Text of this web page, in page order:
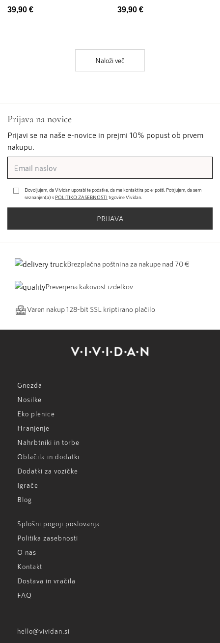
39,90 € 39,90 €
Naloži več
Prijava na novice
Prijavi se na naše e-novice in prejmi 10% popust ob prvem
nakupu.
PRIJAVA
Dovoljujem, da Vividan uporabi te podatke, da me kontaktira po e-pošti. Potrjujem, da sem
seznanjen(a) s POLITIKO ZASEBNOSTI trgovine Vividan.
Brezplačna poštnina za nakupe nad 70 €
Preverjena kakovost izdelkov
Varen nakup 128-bit SSL kriptirano plačilo
Gnezda
Nosilke
Eko plenice
Hranjenje
Nahrbtniki in torbe
Oblačila in dodatki
Dodatki za vozičke
Igrače
Blog
Splošni pogoji poslovanja
Politika zasebnosti
O nas
Kontakt
Dostava in vračila
FAQ
hello@vividan.si